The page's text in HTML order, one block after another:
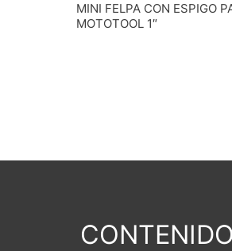
MINI FELPA CON ESPIGO
MOTOTOOL 1″
CONTENIDO